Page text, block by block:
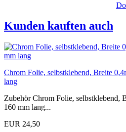
Kunden kauften auch
Chrom Folie, selbstklebend, Breite
lang
Zubehör Chrom Folie, selbstklebend,
160 mm lang...
EUR 24,50